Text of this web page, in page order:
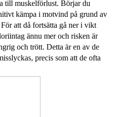
till muskelförlust. Börjar du
kämpa i motvind på grund av
att då fortsätta gå ner i vikt
ännu mer och risken är
och trött. Detta är en av de
precis som att de ofta